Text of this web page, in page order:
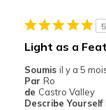
Le contre
Les meilleures
5
Light as a
Soumis il y a 5
Par Ro
de Castro Valley
Describe Yourself